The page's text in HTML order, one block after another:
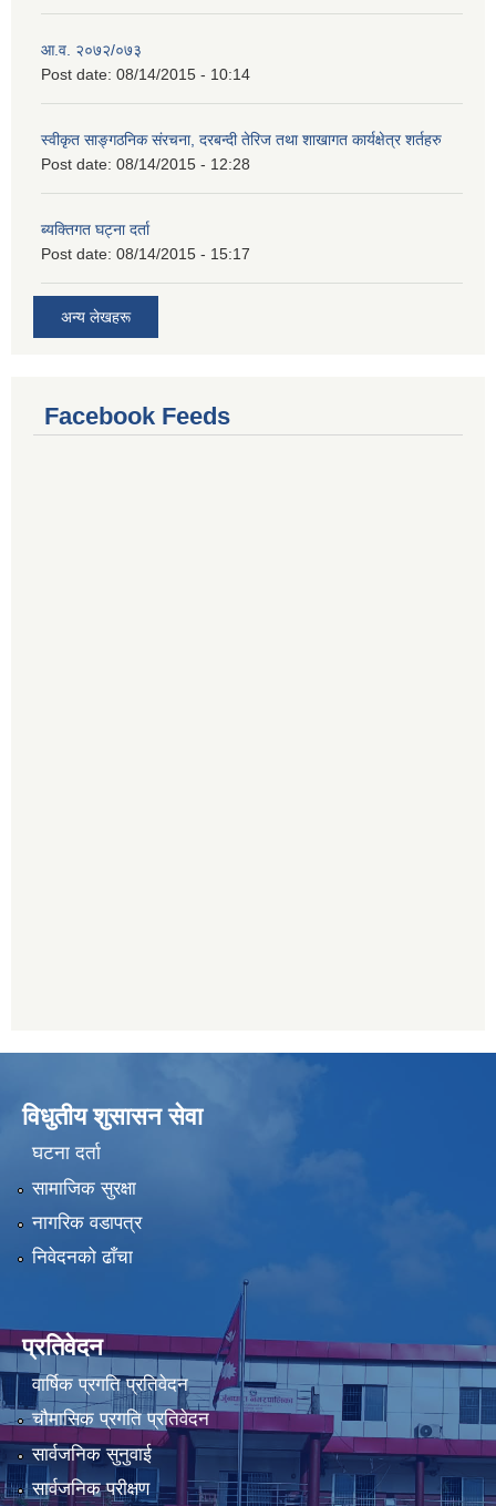
आ.व. २०७२/०७३
Post date: 08/14/2015 - 10:14
स्वीकृत साङ्गठनिक संरचना, दरबन्दी तेरिज तथा शाखागत कार्यक्षेत्र शर्तहरु
Post date: 08/14/2015 - 12:28
ब्यक्तिगत घट्ना दर्ता
Post date: 08/14/2015 - 15:17
अन्य लेखहरू
Facebook Feeds
विधुतीय शुसासन सेवा
घटना दर्ता
सामाजिक सुरक्षा
नागरिक वडापत्र
निवेदनको ढाँचा
प्रतिवेदन
वार्षिक प्रगति प्रतिवेदन
चौमासिक प्रगति प्रतिवेदन
सार्वजनिक सुनुवाई
सार्वजनिक परीक्षण